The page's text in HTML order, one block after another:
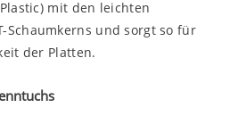
mit den leichten
Schaumkerns und sorgt so für
der Platten.